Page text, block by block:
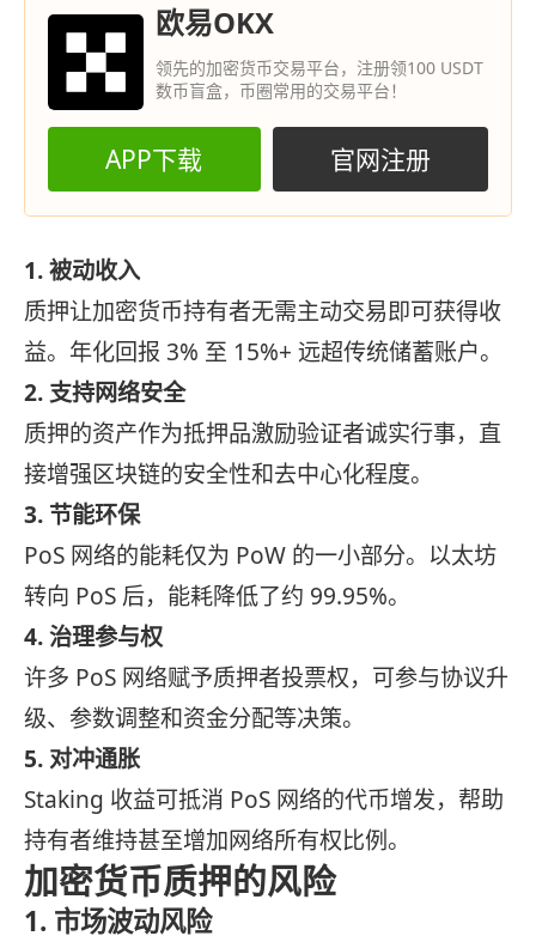
欧易OKX
领先的加密货币交易平台，注册领100 USDT
数币盲盒，币圈常用的交易平台！
APP下载 官网注册
1. 被动收入
质押让加密货币持有者无需主动交易即可获得收
益。年化回报 3% 至 15%+ 远超传统储蓄账户。
2. 支持网络安全
质押的资产作为抵押品激励验证者诚实行事，直
接增强区块链的安全性和去中心化程度。
3. 节能环保
PoS 网络的能耗仅为 PoW 的一小部分。以太坊
转向 PoS 后，能耗降低了约 99.95%。
4. 治理参与权
许多 PoS 网络赋予质押者投票权，可参与协议升
级、参数调整和资金分配等决策。
5. 对冲通胀
Staking 收益可抵消 PoS 网络的代币增发，帮助
持有者维持甚至增加网络所有权比例。
加密货币质押的风险
1. 市场波动风险